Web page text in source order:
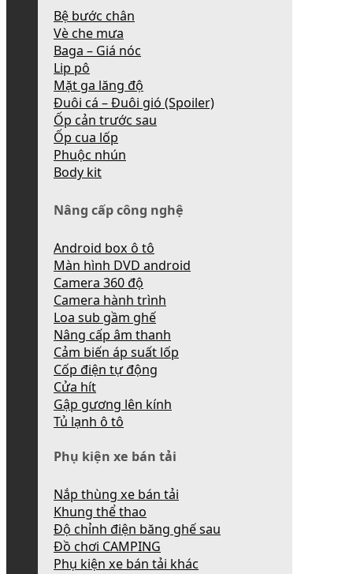
Bệ bước chân
Vè che mưa
Baga – Giá nóc
Lip pô
Mặt ga lăng độ
Đuôi cá – Đuôi gió (Spoiler)
Ốp cản trước sau
Ốp cua lốp
Phuộc nhún
Body kit
Nâng cấp công nghệ
Android box ô tô
Màn hình DVD android
Camera 360 độ
Camera hành trình
Loa sub gầm ghế
Nâng cấp âm thanh
Cảm biến áp suất lốp
Cốp điện tự động
Cửa hít
Gập gương lên kính
Tủ lạnh ô tô
Phụ kiện xe bán tải
Nắp thùng xe bán tải
Khung thể thao
Độ chỉnh điện băng ghế sau
Đồ chơi CAMPING
Phụ kiện xe bán tải khác